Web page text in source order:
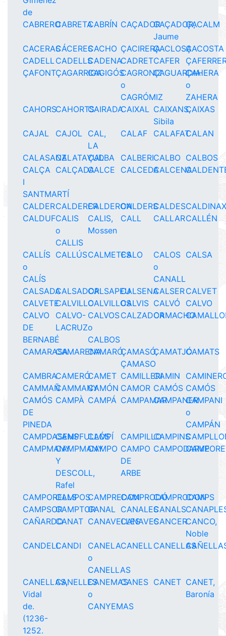
de
CABREROCABRETACABRÍN CAÇADORCAÇADOR,
Jaume
ÇACALM
CACERASCÁCERESCACHO ÇACIRERAÇACLOSAÇACOSTA
CADELLCADELLSCADENACADRETCAFER
ÇAFONTÇAGARRIGACAGIGÓSCAGRONIZ
o
CAGRÓMIZ
ÇAGUARDIAÇAHERA
o
ZAHERA
CAHORSCAHORTSCAIRADACAIXAL CAIXANS,
Sibila
CAIXAS
CAJAL CAJOL
CAL,
LA
CALAF CALAFATCALAN
CALASANZCALATAYUD
ÇALBA CALBERICALBO CALBOS
CALÇA
I
SANTMARTÍ
CALÇADACALCE CALCEDACALCENA
CALDERCALDERERCALDERONCALDERSCALDES
CALDUFCALIS
o
CALLIS
CALIS,
Mossen
CALL CALLARCALLÉN
CALLÍS
o
CALÍS
CALLÚSCALMETESCALO
CALOS
o
CANALL
CALSA
CALSADACALSADORCALSAPEUCALSENACALSERCALVET
CALVETECALVILLOCALVILLOSCALVIS CALVÓ
CALVO
CALVO
DE
BERNABÉ
CALVO-
LACRUZ
CALVOS
o
CALBOS
CALZADORCAMACHO
CAMARASACAMARENACAMARÓÇAMASÓ,
ÇAMASO
CAMATJÓCAMATS
CAMBRACAMERÓCAMET CAMILLERICAMIN
CAMMAÑCAMMANYCAMÓN CAMOR CAMÓS CAMÓS
CAMÓS
DE
PINEDA
CAMPÀ CAMPÁ CAMPAMARCAMPANERCAMPANI
o
CAMPÁN
CAMPDASENSCAMPFULLÓS
CAMPÍ CAMPILLOCAMPINS
CAMPMANYCAMPMANY
Y
DESCOLL,
Rafel
CAMPO CAMPO
DE
ARBE
CAMPODARVE
CAMPORELLS
CAMPOSCAMPREDONCAMPRODÓCAMPRODON
CAMPS
CAMPSORCAMPTORCANAL CANALESCANALS
CAÑARDOCANAT CANAVELLESCANAVESCANCERCANCO,
Noble
CANDELLCANDI
CANELA
o
CANELLAS
CANELLCANELLAS
CANELLAS,
Vidal
de.
(1236-
1252.
CANELLESCANEMAS
o
CANYEMAS
CANES CANET CANET,
Baronía